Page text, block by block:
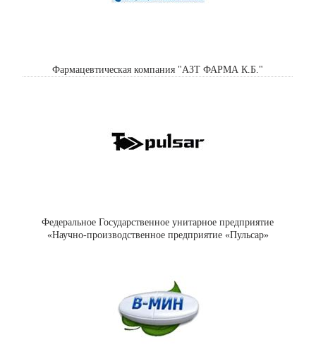
Фармацевтическая компания "АЗТ ФАРМА К.Б."
Федеральное Государственное унитарное предприятие
«Научно-производственное предприятие «Пульсар»